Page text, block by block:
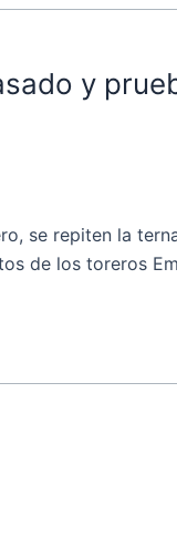
y
se repiten la
de los toreros